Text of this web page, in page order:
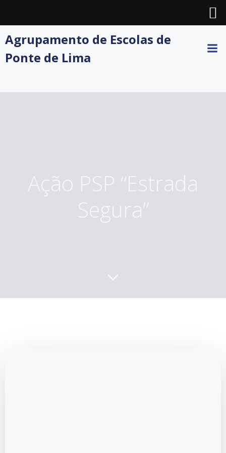
to
Agrupamento de Escolas de
Ponte de Lima
Ação PSP “Estrada
Segura”